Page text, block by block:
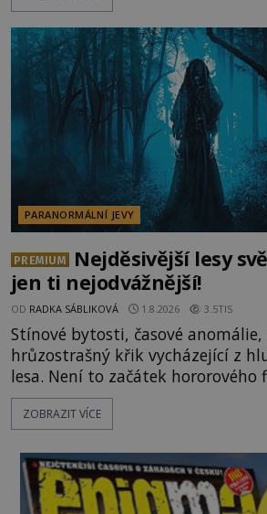
lokality vykazují nápadně
celé generace. A právě tato
PARANORMÁLNÍ JEVY
PREMIUM
Nejděsivější lesy
jen ti nejodvážnější!
OD RADKA SÁBLIKOVÁ 1.8.2026 3.5TIS
Stínové bytosti, časové
hrůzostrašný křik vycházející z
lesa. Není to začátek hororového
události, které popisují
označovány jako nejděsivější na světě. Lidé
vyhýbají! Už jste o těchto lesích
byste se je navštívit? [gallery
ZOBRAZIT VÍCE